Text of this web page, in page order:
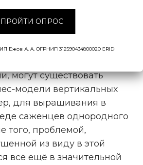
пришли к выводу,
земледелие имеет
как нишевое
Несмотря на череду
недавним скачком цен на
могут существовать
модели вертикальных
для выращивания в
саженцев однородного
того, проблемой,
из виду в этой
всё ещё в значительной
ПРОЙТИ ОПРОС
Ежов А. А. ОГРНИП 312590434800020 ERID